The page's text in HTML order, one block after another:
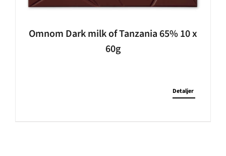
Omnom Dark milk of Tanzania 65% 10 x
60g
Detaljer